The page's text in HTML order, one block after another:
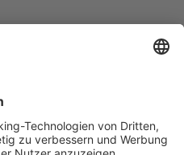
Dienstleistungen im
Speicher. Das
an und